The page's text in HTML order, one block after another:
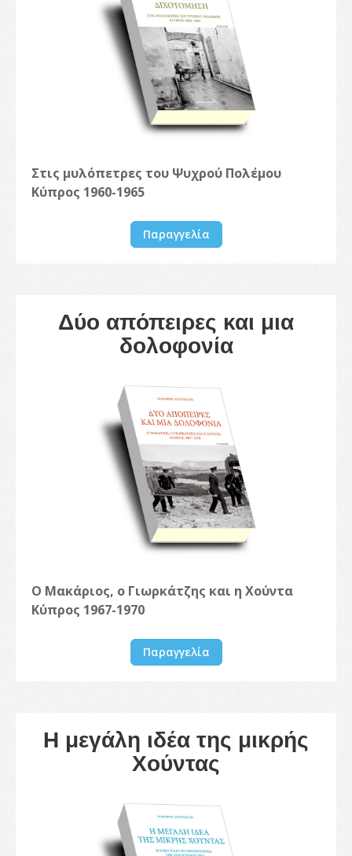
Στις μυλόπετρες του Ψυχρού Πολέμου
Κύπρος 1960-1965
Παραγγελία
Δύο απόπειρες και μια
δολοφονία
Ο Μακάριος, ο Γιωρκάτζης και η Χούντα
Κύπρος 1967-1970
Παραγγελία
Η μεγάλη ιδέα της μικρής
Χούντας